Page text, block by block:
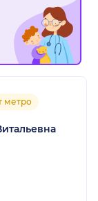
метро